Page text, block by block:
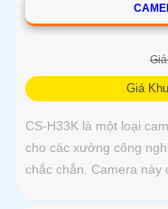
Giá
CS-H33K là một loại
cho các xưởng công
chắc chắn. Camera